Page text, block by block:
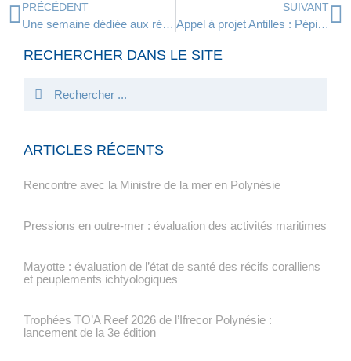
PRÉCÉDENT
Une semaine dédiée aux récifs : le Paris des récifs
SUIVANT
Appel à projet Antilles : Pépinière interdisciplinaire des Antilles françaises
RECHERCHER DANS LE SITE
ARTICLES RÉCENTS
Rencontre avec la Ministre de la mer en Polynésie
Pressions en outre-mer : évaluation des activités maritimes
Mayotte : évaluation de l’état de santé des récifs coralliens
et peuplements ichtyologiques
Trophées TO’A Reef 2026 de l’Ifrecor Polynésie :
lancement de la 3e édition